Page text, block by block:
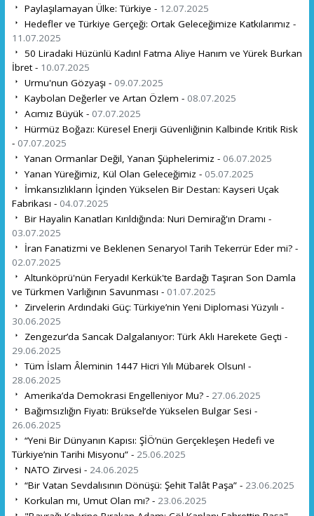
Paylaşılamayan Ülke: Türkiye - 12.07.2025
Hedefler ve Türkiye Gerçeği: Ortak Geleceğimize Katkılarımız -
11.07.2025
50 Liradaki Hüzünlü Kadın! Fatma Aliye Hanım ve Yürek Burkan
İbret - 10.07.2025
Urmu'nun Gözyaşı - 09.07.2025
Kaybolan Değerler ve Artan Özlem - 08.07.2025
Acımız Büyük - 07.07.2025
Hürmüz Boğazı: Küresel Enerji Güvenliğinin Kalbinde Kritik Risk
- 07.07.2025
Yanan Ormanlar Değil, Yanan Şüphelerimiz - 06.07.2025
Yanan Yüreğimiz, Kül Olan Geleceğimiz - 05.07.2025
İmkansızlıkların İçinden Yükselen Bir Destan: Kayseri Uçak
Fabrikası - 04.07.2025
Bir Hayalin Kanatları Kırıldığında: Nuri Demirağ'ın Dramı -
03.07.2025
İran Fanatizmi ve Beklenen Senaryo! Tarih Tekerrür Eder mi? -
02.07.2025
Altunköprü'nün Feryadı! Kerkük'te Bardağı Taşıran Son Damla
ve Türkmen Varlığının Savunması - 01.07.2025
Zirvelerin Ardındaki Güç: Türkiye’nin Yeni Diplomasi Yüzyılı -
30.06.2025
Zengezur’da Sancak Dalgalanıyor: Türk Aklı Harekete Geçti -
29.06.2025
Tüm İslam Âleminin 1447 Hicri Yılı Mübarek Olsun! -
28.06.2025
Amerika’da Demokrasi Engelleniyor Mu? - 27.06.2025
Bağımsızlığın Fiyatı: Brüksel’de Yükselen Bulgar Sesi -
26.06.2025
“Yeni Bir Dünyanın Kapısı: ŞİÖ’nün Gerçekleşen Hedefi ve
Türkiye’nin Tarihi Misyonu” - 25.06.2025
NATO Zirvesi - 24.06.2025
“Bir Vatan Sevdalısının Dönüşü: Şehit Talât Paşa” - 23.06.2025
Korkulan mı, Umut Olan mı? - 23.06.2025